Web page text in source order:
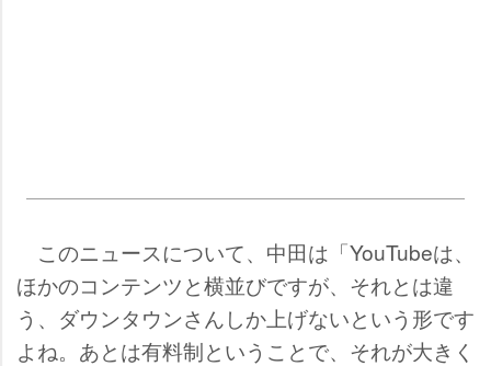
このニュースについて、中田は「YouTubeは、
ほかのコンテンツと横並びですが、それとは違
う、ダウンタウンさんしか上げないという形です
よね。あとは有料制ということで、それが大きく